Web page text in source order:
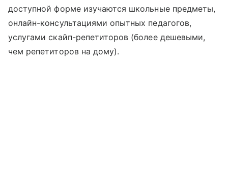
доступной форме изучаются школьные предметы,
онлайн-консультациями опытных педагогов,
услугами скайп-репетиторов (более дешевыми,
чем репетиторов на дому).